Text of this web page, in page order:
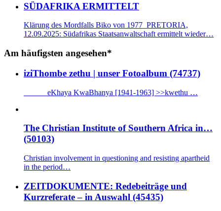
SÜDAFRIKA ERMITTELT
Klärung des Mordfalls Biko von 1977 PRETORIA,
12.09.2025: Südafrikas Staatsanwaltschaft ermittelt wieder…
Am häufigsten angesehen*
iziThombe zethu | unser Fotoalbum (74737)
eKhaya KwaBhanya [1941-1963] >>kwethu …
The Christian Institute of Southern Africa in…
(50103)
Christian involvement in questioning and resisting apartheid
in the period…
ZEITDOKUMENTE: Redebeiträge und
Kurzreferate – in Auswahl (45435)